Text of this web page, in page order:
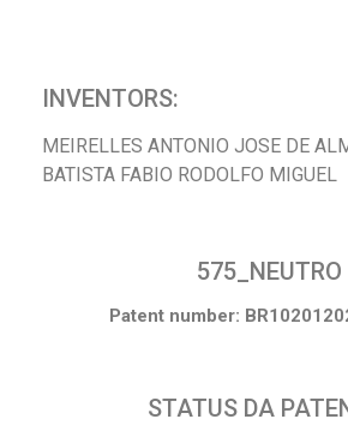
INVENTORS:
MEIRELLES ANTONIO JOSE DE
BATISTA FABIO RODOLFO MIGUEL
575_NEUTRO
Patent number:
STATUS DA